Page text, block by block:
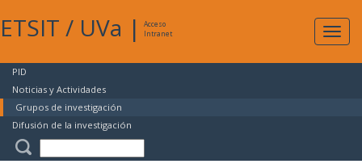
ETSIT / UVa |
Acceso
Intranet
PID
Noticias y Actividades
Grupos de investigación
Difusión de la investigación